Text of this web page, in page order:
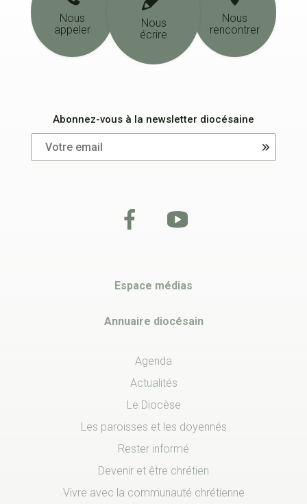
Nous
appeler
Nous
écrire
Nous
rencontrer
Abonnez-vous à la newsletter diocésaine
Espace médias
Annuaire diocésain
Agenda
Actualités
Le Diocèse
Les paroisses et les doyennés
Rester informé
Devenir et être chrétien
Vivre avec la communauté chrétienne